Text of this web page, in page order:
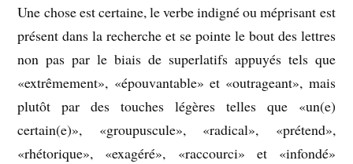
Une chose est certaine, le verbe indigné ou méprisant est
présent dans la recherche et se pointe le bout des lettres
non pas par le biais de superlatifs appuyés tels que
«extrêmement», «épouvantable» et «outrageant», mais
plutôt par des touches légères telles que «un(e)
certain(e)», «groupuscule», «radical», «prétend»,
«rhétorique», «exagéré», «raccourci» et «infondé»